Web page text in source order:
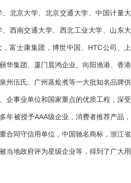
北京大学、北京交通大学、中国计量大
西南交通大学、西北工业大学、山东大
富士康集团，博世中国、HTC公司、上
华集团、厦门晨鸿企业、向阳渔港、香港
州伍氏、广州蒸烩煮等一大批知名品牌供
企事业单位和国家重点的优质工程，深受
年被授予AAA级企业，消费者推荐产品，
合同守信用单位，中国驰名商标，浙江省
当地政府评为星级企业等，得到了广大用